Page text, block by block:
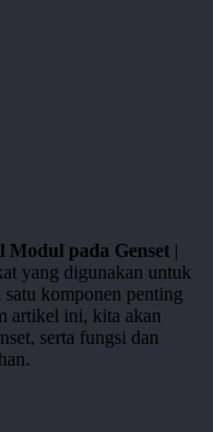
pada Genset |
yang digunakan untuk
komponen penting
artikel ini, kita akan
serta fungsi dan